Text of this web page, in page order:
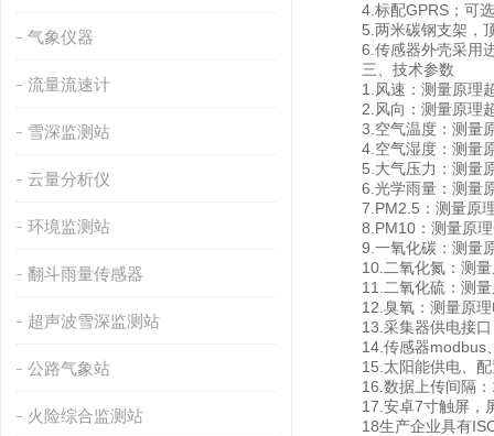
气象仪器
流量流速计
雪深监测站
云量分析仪
环境监测站
翻斗雨量传感器
超声波雪深监测站
公路气象站
火险综合监测站
4.标配GPRS；可选
5.两米碳钢支架，顶
6.传感器外壳采用进
三、技术参数
1.风速：测量原理超
2.风向：测量原理超
3.空气温度：测量原
4.空气湿度：测量原
5.大气压力：测量原
6.光学雨量：测量原
7.PM2.5：测量原理
8.PM10：测量原理
9.一氧化碳：测量原
10.二氧化氮：测量
11.二氧化硫：测量
12.臭氧：测量原理
13.采集器供电接口
14.传感器modbus、
15.太阳能供电、配
16.数据上传间隔：
17.安卓7寸触屏，屏
18生产企业具有ISO